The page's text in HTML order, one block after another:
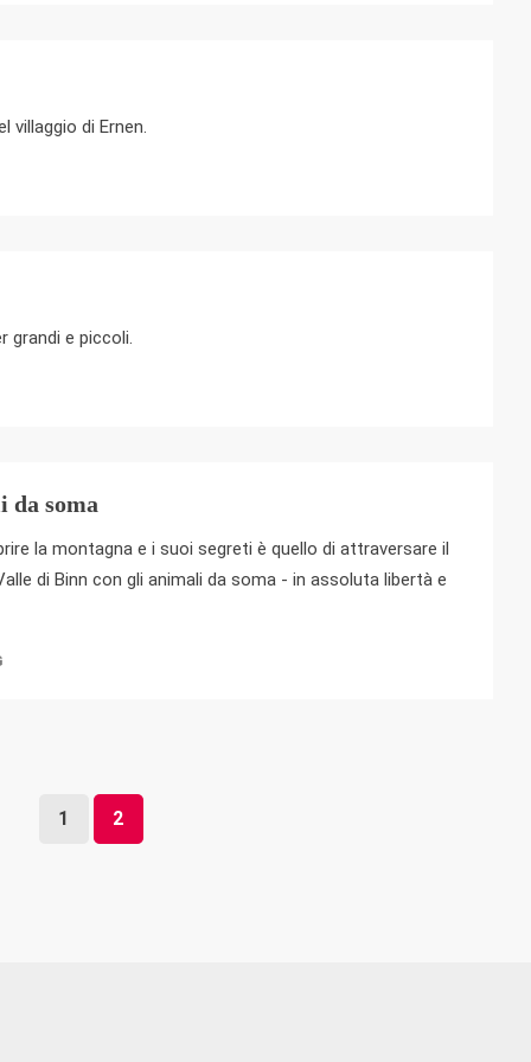
di Ernen.
grandi e piccoli.
da soma
la montagna e i suoi segreti è quello di attraversare il
di Binn con gli animali da soma - in assoluta libertà e
1 2